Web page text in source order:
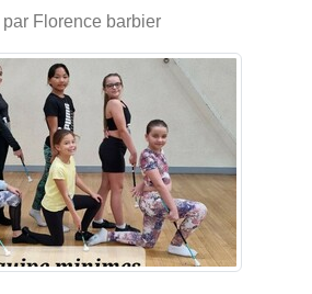
par Florence barbier